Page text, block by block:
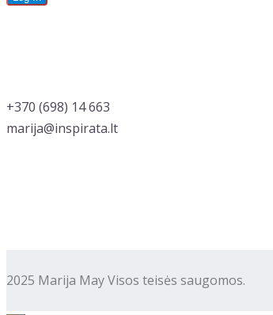
‭+370 (698) 14 663
marija@inspirata.lt
2025 Marija May Visos teisės saugomos.